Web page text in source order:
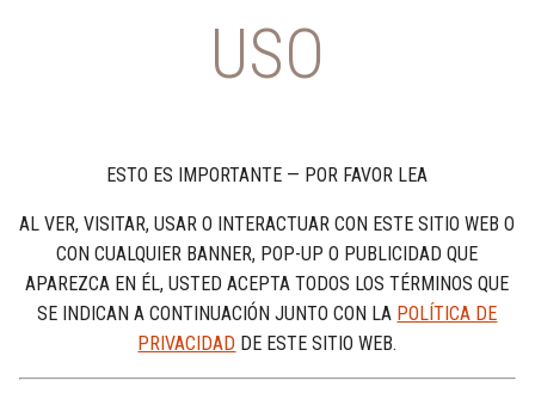
USO
ESTO ES IMPORTANTE — POR FAVOR LEA
AL VER, VISITAR, USAR O INTERACTUAR CON ESTE SITIO WEB O
CON CUALQUIER BANNER, POP-UP O PUBLICIDAD QUE
APAREZCA EN ÉL, USTED ACEPTA TODOS LOS TÉRMINOS QUE
SE INDICAN A CONTINUACIÓN JUNTO CON LA POLÍTICA DE
PRIVACIDAD DE ESTE SITIO WEB.